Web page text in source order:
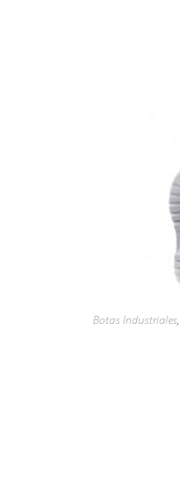
Botas Industriales,